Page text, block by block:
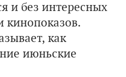
и без интересных
кинопоказов.
как
июньские